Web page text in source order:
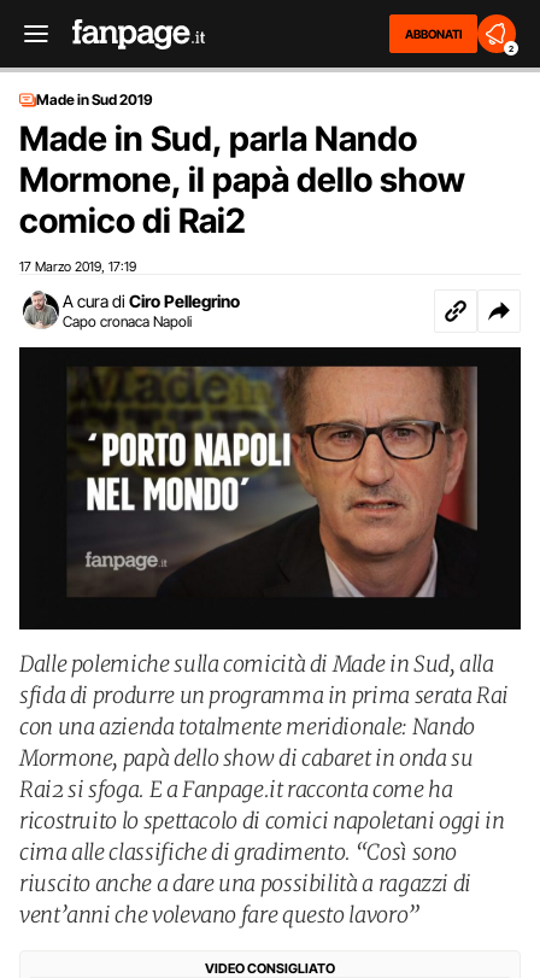
ABBONATI
2
Made in Sud 2019
Made in Sud, parla Nando
Mormone, il papà dello show
comico di Rai2
17 Marzo 2019 17:19
A cura di Ciro Pellegrino
Capo cronaca Napoli
Dalle polemiche sulla comicità di Made in Sud, alla
sfida di produrre un programma in prima serata Rai
con una azienda totalmente meridionale: Nando
Mormone, papà dello show di cabaret in onda su
Rai2 si sfoga. E a Fanpage.it racconta come ha
ricostruito lo spettacolo di comici napoletani oggi in
cima alle classifiche di gradimento. “Così sono
riuscito anche a dare una possibilità a ragazzi di
vent’anni che volevano fare questo lavoro”
VIDEO CONSIGLIATO